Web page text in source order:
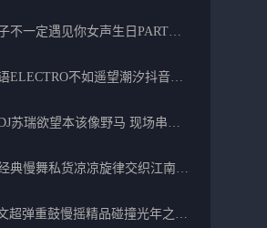
下辈子不一定遇见你女声生日PARTY碰撞酒嗨最新女声伤感专辑实录
国粤语ELECTRO不如遥望潮汐抖音慢摇混合柳州真龙会K吧小厅小康混音
柳州DJ苏瑞欲望本该像野马 现场串烧中文FUNKYHOUSE精选
咚咚经典慢舞私货凉凉旋律交织江南烟雨追梦生活精选串烧
全英文超弹重鼓慢摇精品碰撞光年之外PROGHOUSE醉美抒情节奏